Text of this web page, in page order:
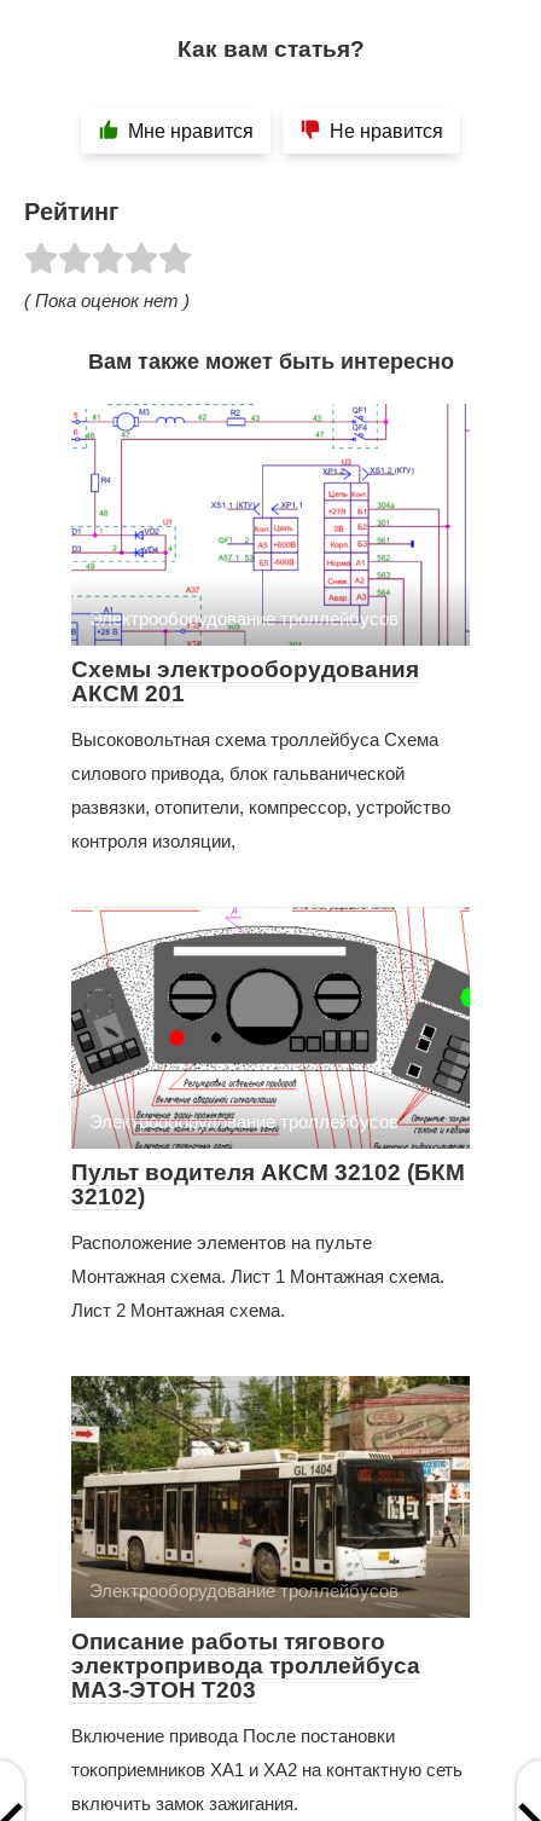
Как вам статья?
Мне нравится Не нравится
Рейтинг
( Пока оценок нет )
Вам также может быть интересно
Электрооборудование троллейбусов
Схемы электрооборудования
АКСМ 201
Высоковольтная схема троллейбуса Схема
силового привода, блок гальванической
развязки, отопители, компрессор, устройство
контроля изоляции,
Электрооборудование троллейбусов
Пульт водителя АКСМ 32102 (БКМ
32102)
Расположение элементов на пульте
Монтажная схема. Лист 1 Монтажная схема.
Лист 2 Монтажная схема.
Электрооборудование троллейбусов
Описание работы тягового
электропривода троллейбуса
МАЗ-ЭТОН Т203
Включение привода После постановки
токоприемников ХА1 и ХА2 на контактную сеть
включить замок зажигания.